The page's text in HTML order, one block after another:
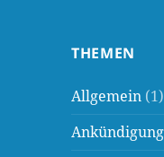
THEMEN
Allgemein (1)